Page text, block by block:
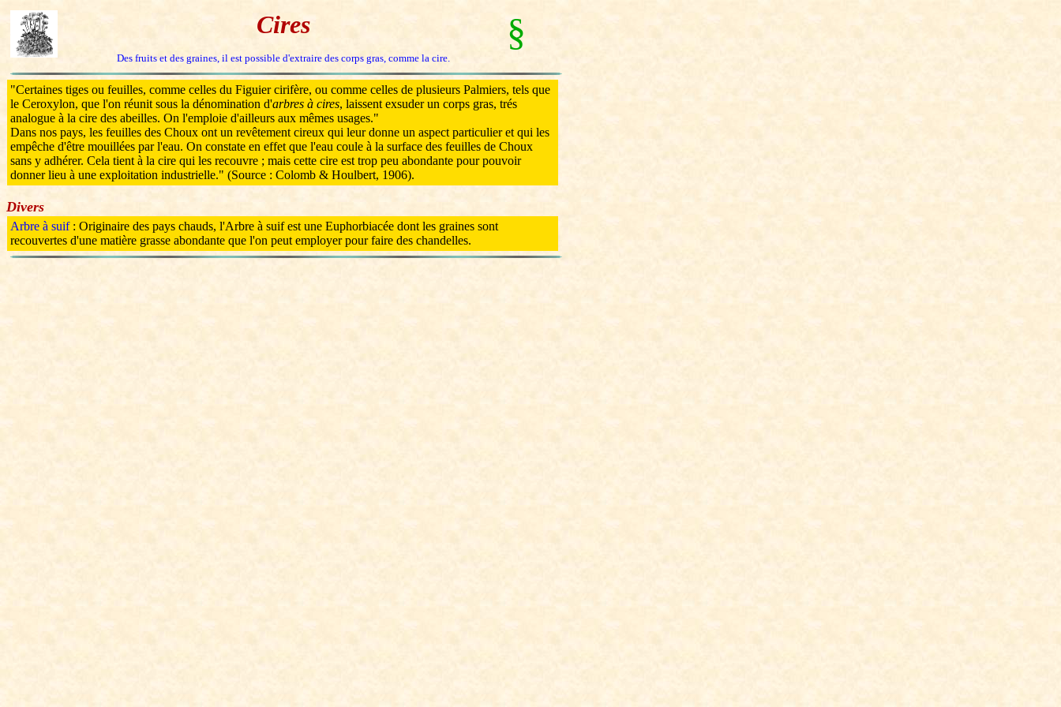
Cires
Des fruits et des graines, il est possible d'extraire des corps gras, comme la cire.
§
"Certaines tiges ou feuilles, comme celles du Figuier cirifère, ou comme celles de plusieurs Palmiers, tels que
le Ceroxylon, que l'on réunit sous la dénomination d'arbres à cires, laissent exsuder un corps gras, trés
analogue à la cire des abeilles. On l'emploie d'ailleurs aux mêmes usages."
Dans nos pays, les feuilles des Choux ont un revêtement cireux qui leur donne un aspect particulier et qui les
empêche d'être mouillées par l'eau. On constate en effet que l'eau coule à la surface des feuilles de Choux
sans y adhérer. Cela tient à la cire qui les recouvre ; mais cette cire est trop peu abondante pour pouvoir
donner lieu à une exploitation industrielle." (Source : Colomb & Houlbert, 1906).
Divers
Arbre à suif: Originaire des pays chauds, l'Arbre à suif est une Euphorbiacée dont les graines sont
recouvertes d'une matière grasse abondante que l'on peut employer pour faire des chandelles.